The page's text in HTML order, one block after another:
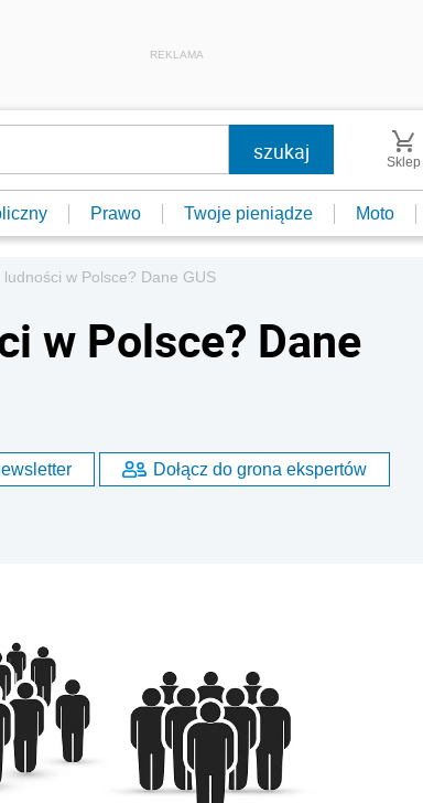
REKLAMA
Sklep
Prawo Twoje pieniądze Moto
w Polsce? Dane GUS
w Polsce? Dane
Dołącz do grona ekspertów